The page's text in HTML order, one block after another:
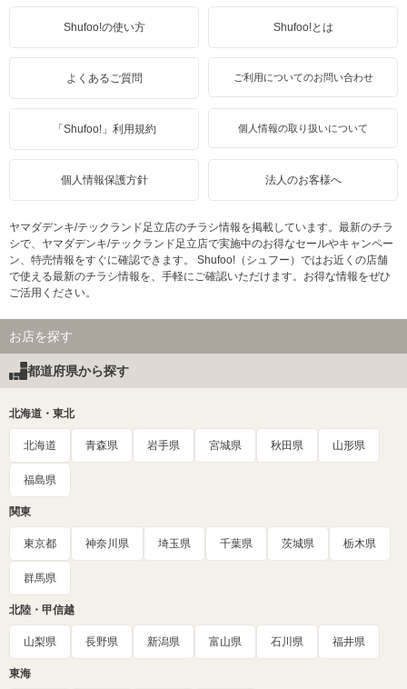
Shufoo!の使い方 Shufoo!とは
よくあるご質問 ご利用についてのお問い合わせ
「Shufoo!」利用規約 個人情報の取り扱いについて
個人情報保護方針 法人のお客様へ
ヤマダデンキ/テックランド足立店のチラシ情報を掲載しています。最新のチラ
シで、ヤマダデンキ/テックランド足立店で実施中のお得なセールやキャンペー
ン、特売情報をすぐに確認できます。 Shufoo!（シュフー）ではお近くの店舗
で使える最新のチラシ情報を、手軽にご確認いただけます。お得な情報をぜひ
ご活用ください。
お店を探す
都道府県から探す
北海道・東北
北海道 青森県 岩手県 宮城県 秋田県 山形県
福島県
関東
東京都 神奈川県 埼玉県 千葉県 茨城県 栃木県
群馬県
北陸・甲信越
山梨県 長野県 新潟県 富山県 石川県 福井県
東海